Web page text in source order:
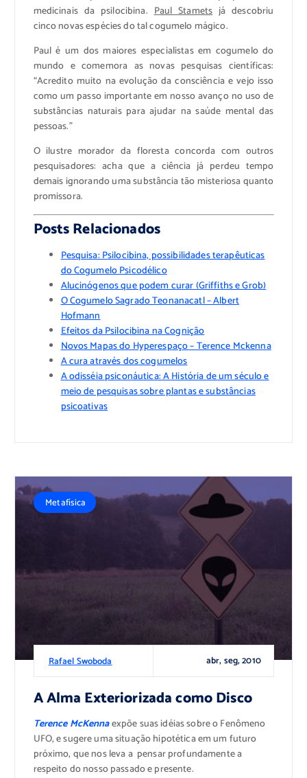
medicinais da psilocibina.Paul Stamets já descobriu
cinco novas espécies do tal cogumelo mágico.
Paul é um dos maiores especialistas em cogumelo do
mundo e comemora as novas pesquisas científicas:
“Acredito muito na evolução da consciência e vejo isso
como um passo importante em nosso avanço no uso de
substâncias naturais para ajudar na saúde mental das
pessoas.”
O ilustre morador da floresta concorda com outros
pesquisadores: acha que a ciência já perdeu tempo
demais ignorando uma substância tão misteriosa quanto
promissora.
Posts Relacionados
Pesquisa: Psilocibina, possibilidades terapêuticas
do Cogumelo Psicodélico
Alucinógenos que podem curar (Griffiths e Grob)
O Cogumelo Sagrado Teonanacatl – Albert
Hofmann
Efeitos da Psilocibina na Cognição
Novos Mapas do Hyperespaço – Terence Mckenna
A cura através dos cogumelos
A odisséia psiconáutica: A História de um século e
meio de pesquisas sobre plantas e substâncias
psicoativas
Rafael Swoboda abr, seg, 2010
Metafísica
A Alma Exteriorizada como Disco
Terence McKennaexpõe suas idéias sobre o Fenômeno
UFO, e sugere uma situação hipotética em um futuro
próximo, que nos leva a pensar profundamente a
respeito do nosso passado e presente.